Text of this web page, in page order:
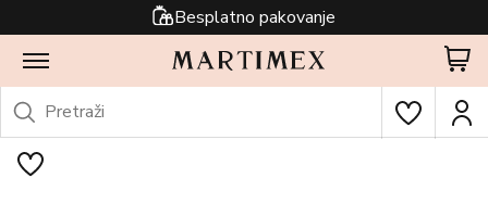
Besplatno pakovanje